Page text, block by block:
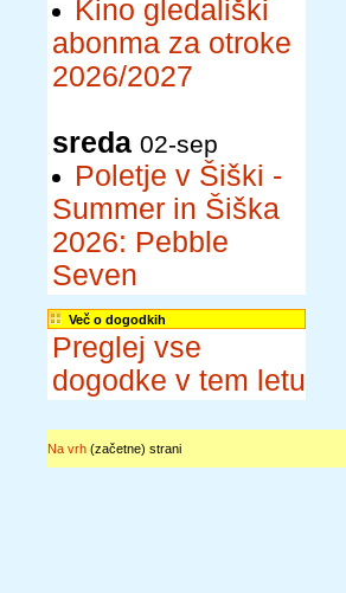
Kino gledališki
abonma za otroke
2026/2027
sreda 02-sep
Poletje v Šiški -
Summer in Šiška
2026: Pebble
Seven
Več o dogodkih
Preglej vse
dogodke v tem letu
Na vrh(začetne) strani